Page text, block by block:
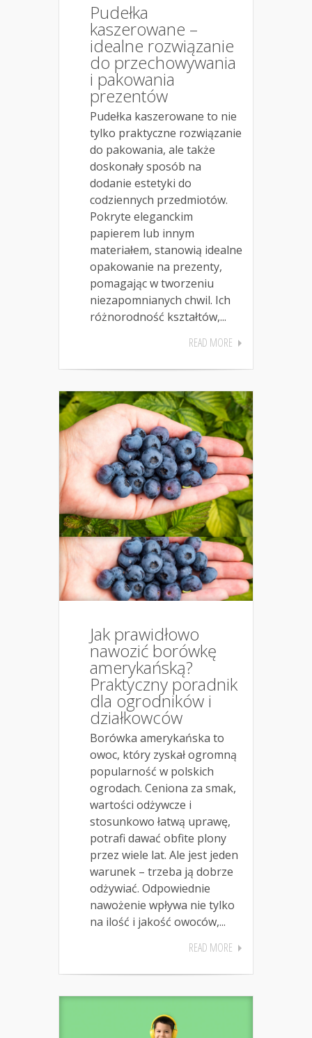
Pudełka
kaszerowane –
idealne rozwiązanie
do przechowywania
i pakowania
prezentów
Pudełka kaszerowane to nie
tylko praktyczne rozwiązanie
do pakowania, ale także
doskonały sposób na
dodanie estetyki do
codziennych przedmiotów.
Pokryte eleganckim
papierem lub innym
materiałem, stanowią idealne
opakowanie na prezenty,
pomagając w tworzeniu
niezapomnianych chwil. Ich
różnorodność kształtów,...
READ MORE
Jak prawidłowo
nawozić borówkę
amerykańską?
Praktyczny poradnik
dla ogrodników i
działkowców
Borówka amerykańska to
owoc, który zyskał ogromną
popularność w polskich
ogrodach. Ceniona za smak,
wartości odżywcze i
stosunkowo łatwą uprawę,
potrafi dawać obfite plony
przez wiele lat. Ale jest jeden
warunek – trzeba ją dobrze
odżywiać. Odpowiednie
nawożenie wpływa nie tylko
na ilość i jakość owoców,...
READ MORE